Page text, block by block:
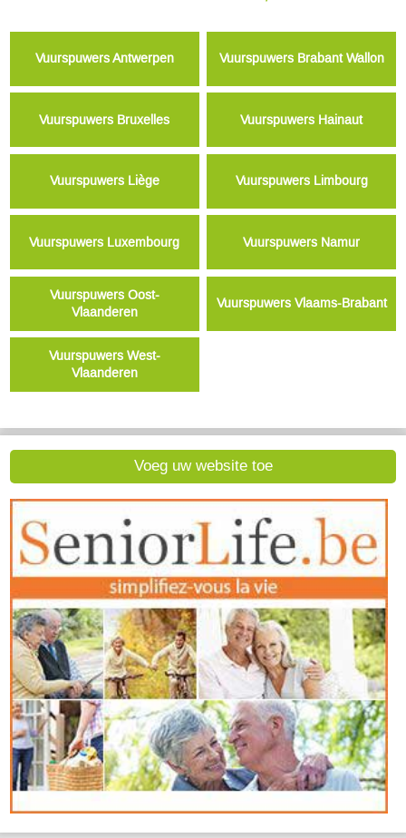
Vuurspuwers Antwerpen Vuurspuwers Brabant Wallon
Vuurspuwers Bruxelles Vuurspuwers Hainaut
Vuurspuwers Liège Vuurspuwers Limbourg
Vuurspuwers Luxembourg Vuurspuwers Namur
Vuurspuwers Oost-
Vlaanderen
Vuurspuwers Vlaams-Brabant
Vuurspuwers West-
Vlaanderen
Voeg uw website toe